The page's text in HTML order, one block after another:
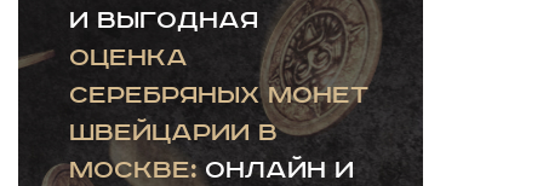
и выгодная
оценка
серебряных монет
Швейцарии в
Москве:онлайн и